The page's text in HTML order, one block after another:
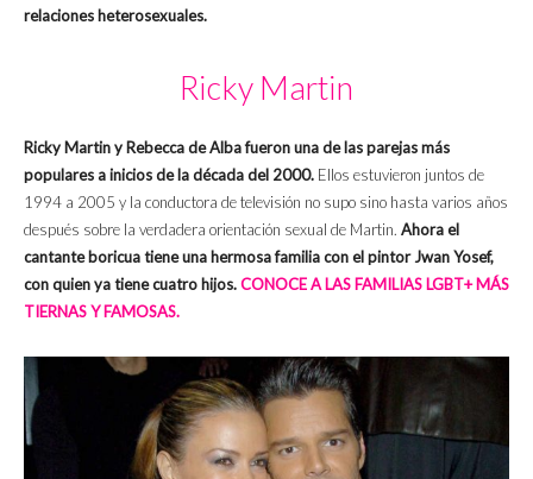
relaciones heterosexuales.
Ricky Martin
Ricky Martin y Rebecca de Alba fueron una de las parejas más
populares a inicios de la década del 2000. Ellos estuvieron juntos de
1994 a 2005 y la conductora de televisión no supo sino hasta varios años
después sobre la verdadera orientación sexual de Martin. Ahora el
cantante boricua tiene una hermosa familia con el pintor Jwan Yosef,
con quien ya tiene cuatro hijos.CONOCE A LAS FAMILIAS LGBT+ MÁS
TIERNAS Y FAMOSAS.